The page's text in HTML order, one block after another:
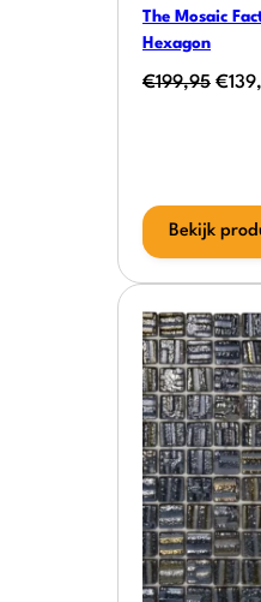
The Mosaic
Hexagon
€199,95 €
Bekijk